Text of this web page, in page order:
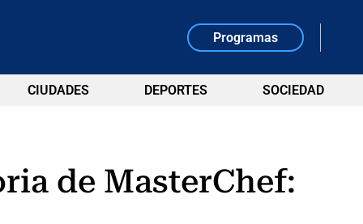
Programas
CIUDADES DEPORTES SOCIEDAD
de MasterChef: